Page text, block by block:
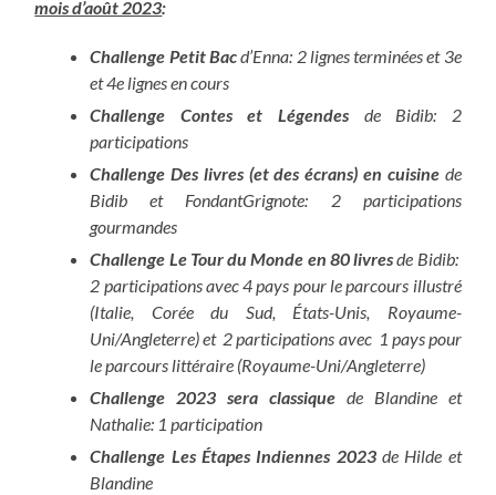
mois d’août 2023:
Challenge Petit Bacd’Enna: 2 lignes terminées et 3e
et 4e lignes en cours
Challenge Contes et Légendes de Bidib: 2
participations
Challenge Des livres (et des écrans) en cuisinede
Bidib et FondantGrignote: 2 participations
gourmandes
Challenge Le Tour du Monde en 80 livresde Bidib:
2 participations avec 4 pays pour le parcours illustré
(Italie, Corée du Sud, États-Unis, Royaume-
Uni/Angleterre) et 2 participations avec 1 pays pour
le parcours littéraire (Royaume-Uni/Angleterre)
Challenge 2023 sera classique de Blandine et
Nathalie: 1 participation
Challenge Les Étapes Indiennes 2023de Hilde et
Blandine